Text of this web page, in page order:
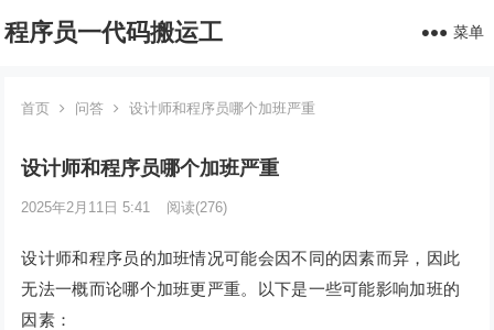
程序员一代码搬运工 菜单
首页 问答 设计师和程序员哪个加班严重
设计师和程序员哪个加班严重
2025年2月11日 5:41 阅读(276)
设计师和程序员的加班情况可能会因不同的因素而异，因此
无法一概而论哪个加班更严重。以下是一些可能影响加班的
因素：